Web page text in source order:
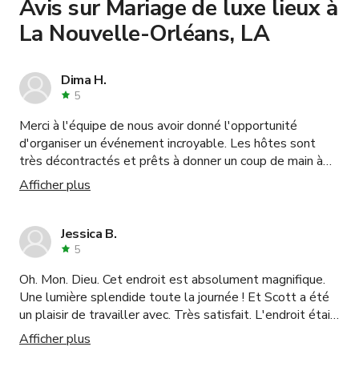
Avis sur Mariage de luxe lieux à
La Nouvelle-Orléans, LA
Dima H.
5
Merci à l'équipe de nous avoir donné l'opportunité
d'organiser un événement incroyable. Les hôtes sont
très décontractés et prêts à donner un coup de main à
tout moment.
Afficher plus
Jessica B.
5
Oh. Mon. Dieu. Cet endroit est absolument magnifique.
Une lumière splendide toute la journée ! Et Scott a été
un plaisir de travailler avec. Très satisfait. L'endroit était
impeccable et beau.
Afficher plus